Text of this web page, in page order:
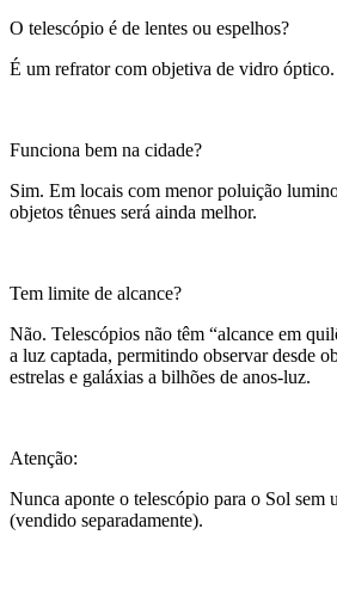
O telescópio é de lentes ou espelhos?
É um refrator com objetiva de vidro óptico.
Funciona bem na cidade?
Sim. Em locais com menor poluição
objetos tênues será ainda melhor.
Tem limite de alcance?
Não. Telescópios não têm “alcance em
a luz captada, permitindo observar desde
estrelas e galáxias a bilhões de anos-luz.
Atenção:
Nunca aponte o telescópio para o Sol sem
(vendido separadamente).